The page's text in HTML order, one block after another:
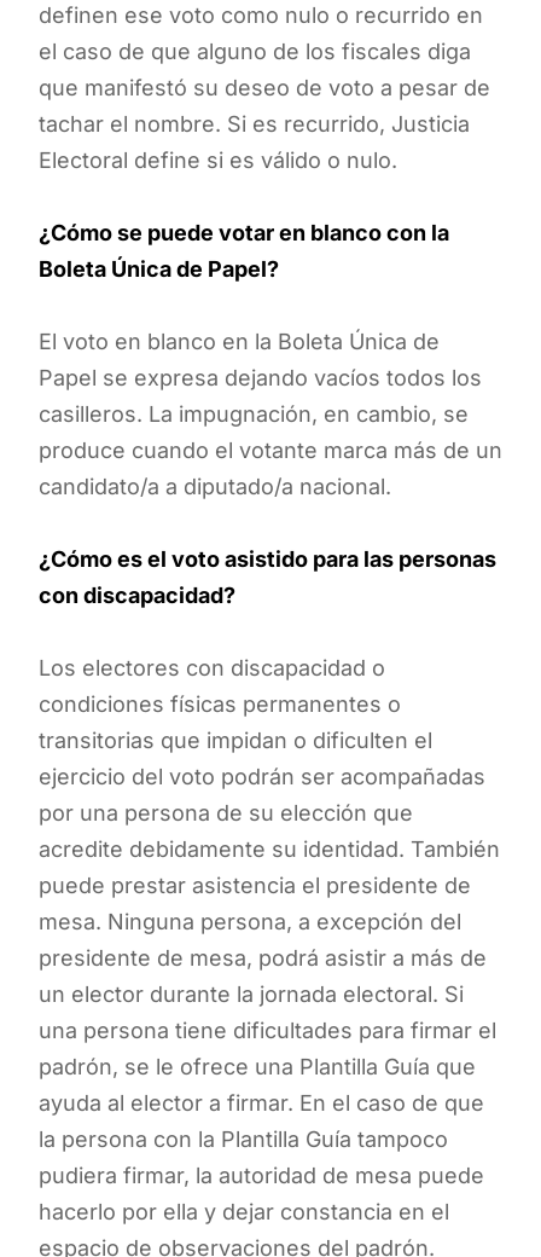
definen ese voto como nulo o recurrido en
el caso de que alguno de los fiscales diga
que manifestó su deseo de voto a pesar de
tachar el nombre. Si es recurrido, Justicia
Electoral define si es válido o nulo.
¿Cómo se puede votar en blanco con la
Boleta Única de Papel?
El voto en blanco en la Boleta Única de
Papel se expresa dejando vacíos todos los
casilleros. La impugnación, en cambio, se
produce cuando el votante marca más de un
candidato/a a diputado/a nacional.
¿Cómo es el voto asistido para las personas
con discapacidad?
Los electores con discapacidad o
condiciones físicas permanentes o
transitorias que impidan o dificulten el
ejercicio del voto podrán ser acompañadas
por una persona de su elección que
acredite debidamente su identidad. También
puede prestar asistencia el presidente de
mesa. Ninguna persona, a excepción del
presidente de mesa, podrá asistir a más de
un elector durante la jornada electoral. Si
una persona tiene dificultades para firmar el
padrón, se le ofrece una Plantilla Guía que
ayuda al elector a firmar. En el caso de que
la persona con la Plantilla Guía tampoco
pudiera firmar, la autoridad de mesa puede
hacerlo por ella y dejar constancia en el
espacio de observaciones del padrón.